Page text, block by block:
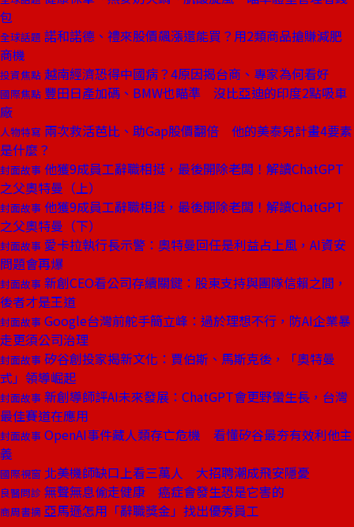
包
全球話題 諾和諾德、禮來股價飆漲還能買？用2類商品搶賺減肥
商機
投資焦點 越南經濟恐得中國病？4原因揭台商、專家為何看好
國際焦點 豐田日產加碼、BMW也瞄準 沒比亞迪的印度2點吸車
廠
人物特寫 兩次救活芭比、助Gap股價翻倍 他的美泰兒計畫4要素
是什麼？
封面故事 他獲9成員工辭職相挺，最後開除老闆！解讀ChatGPT
之父奧特曼（上）
封面故事 他獲9成員工辭職相挺，最後開除老闆！解讀ChatGPT
之父奧特曼（下）
封面故事 愛卡拉執行長示警：奧特曼回任是利益占上風，AI資安
問題會再爆
封面故事 新創CEO看公司存續關鍵：股東支持與團隊信賴之間，
後者才是王道
封面故事 Google台灣前舵手簡立峰：過於理想不行，防AI企業暴
走更須公司治理
封面故事 矽谷創投家揭新文化：賈伯斯、馬斯克後，「奧特曼
式」領導崛起
封面故事 新創導師評AI未來發展：ChatGPT會更野蠻生長，台灣
最佳賽道在應用
封面故事 OpenAI事件藏人類存亡危機 看懂矽谷最夯有效利他主
義
國際視窗 北美機師缺口上看三萬人 大招聘潮成飛安隱憂
良醫問診 無聲無息偷走健康 癌症會發生恐是它害的
商周書摘 亞馬遜怎用「辭職獎金」找出優秀員工